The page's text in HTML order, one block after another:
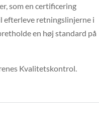
som en certificering
efterleve retningslinjerne i
en høj standard på
Kvalitetskontrol.